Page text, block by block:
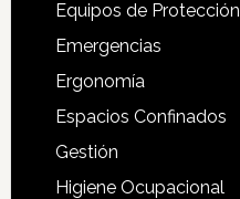
Equipos de Protección
Emergencias
Ergonomía
Espacios Confinados
Gestión
Higiene Ocupacional